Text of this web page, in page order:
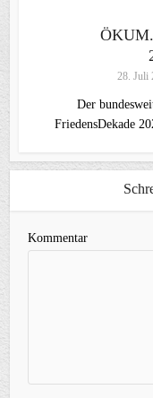
28. Juli
Der
FriedensDekade
Kommentar